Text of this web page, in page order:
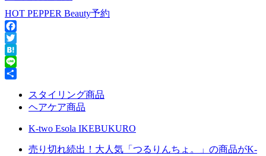
HOT PEPPER Beauty予約
Facebook
Twitter
Hatena
Line
スタイリング商品
ヘアケア商品
K-two Esola IKEBUKURO
売り切れ続出！大人気「つるりんちょ。」の商品がK-